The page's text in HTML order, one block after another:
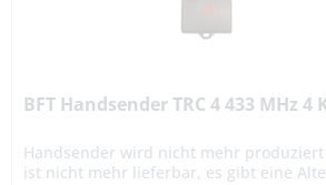
BFT Handsender TRC 4 433 MHz 4
Handsender wird nicht mehr produziert
ist nicht mehr lieferbar, es gibt eine